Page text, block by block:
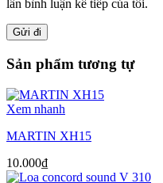
lần bình luận kế tiếp của tôi.
Sản phẩm tương tự
Xem nhanh
MARTIN XH15
10.000₫